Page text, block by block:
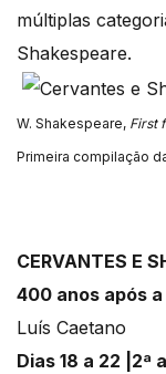
múltiplas
Shakespeare.
W. Shakespeare, First
Primeira compilação
CERVANTES E
400 anos após
Luís Caetano
Dias 18 a 22 |2ª